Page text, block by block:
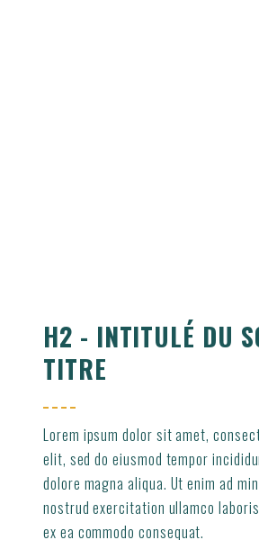
H2 - INTITULÉ DU
TITRE
Lorem ipsum dolor sit amet,
elit, sed do eiusmod tempor
dolore magna aliqua. Ut enim ad
nostrud exercitation ullamco
ex ea commodo consequat.